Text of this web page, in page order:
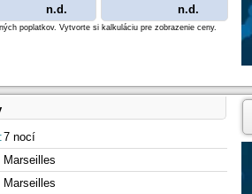
n.d.
n.d.
poplatkov. Vytvorte si kalkuláciu pre zobrazenie ceny.
7 nocí
Marseilles
Marseilles